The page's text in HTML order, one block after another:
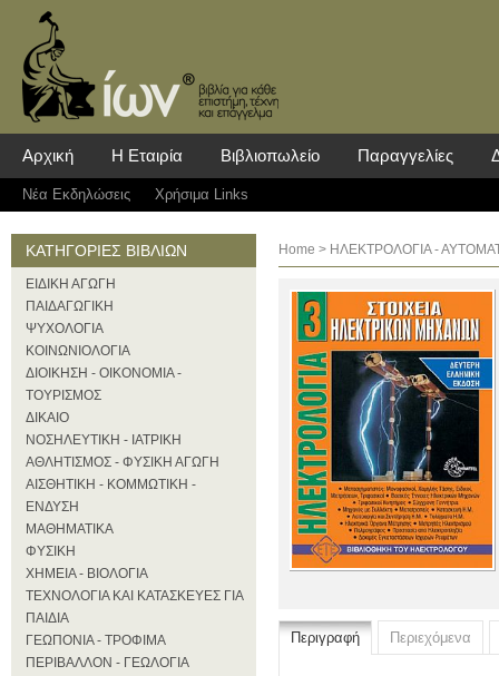
Αρχική Η Εταιρία Βιβλιοπωλείο Παραγγελίες
Νέα Eκδηλώσεις Χρήσιμα Links
ΚΑΤΗΓΟΡΙΕΣ ΒΙΒΛΙΩΝ
ΕΙΔΙΚΗ ΑΓΩΓΗ
ΠΑΙΔΑΓΩΓΙΚΗ
ΨΥΧΟΛΟΓΙΑ
ΚΟΙΝΩΝΙΟΛΟΓΙΑ
ΔΙΟΙΚΗΣΗ - ΟΙΚΟΝΟΜΙΑ -
ΤΟΥΡΙΣΜΟΣ
ΔΙΚΑΙΟ
ΝΟΣΗΛΕΥΤΙΚΗ - ΙΑΤΡΙΚΗ
ΑΘΛΗΤΙΣΜΟΣ - ΦΥΣΙΚΗ ΑΓΩΓΗ
ΑΙΣΘΗΤΙΚΗ - ΚΟΜΜΩΤΙΚΗ -
ΕΝΔΥΣΗ
ΜΑΘΗΜΑΤΙΚΑ
ΦΥΣΙΚΗ
ΧΗΜΕΙΑ - ΒΙΟΛΟΓΙΑ
ΤΕΧΝΟΛΟΓΙΑ ΚΑΙ ΚΑΤΑΣΚΕΥΕΣ ΓΙΑ
ΠΑΙΔΙΑ
ΓΕΩΠΟΝΙΑ - ΤΡΟΦΙΜΑ
ΠΕΡΙΒΑΛΛΟΝ - ΓΕΩΛΟΓΙΑ
Home > ΗΛΕΚΤΡΟΛΟΓΙΑ -
Περιγραφή Περιεχόμενα